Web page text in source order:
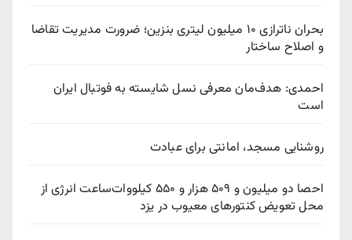
بحران ناترازی ۱۰ میلیون لیتری بنزین؛ ضرورت مدیریت تقاضا
و اصلاح ساختار
احمدی: هدف‌مان معرفی نسل شایسته به فوتبال ایران
است
روشنایی مسجد، امانتی برای عبادت
احصا دو میلیون و ۵۰۹ هزار و ۵۵۰ کیلووات‌ساعت انرژی از
محل تعویض کنتورهای معیوب در یزد